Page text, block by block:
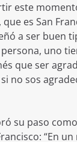
este
es San
a ser buen
uno
que ser
no sos
su paso
“En